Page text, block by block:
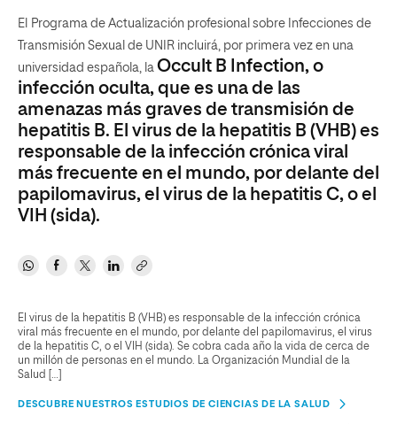
El
Programa de Actualización profesional sobre Infecciones de
Transmisión Sexual de UNIR incluirá, por primera vez en una
universidad española, la Occult B Infection, o
infección oculta, que es una de las
amenazas más graves de transmisión de
hepatitis B. El virus de la hepatitis B (VHB) es
responsable de la infección crónica viral
más frecuente en el mundo, por delante del
papilomavirus, el virus de la hepatitis C, o el
VIH (sida).
El virus de la hepatitis B (VHB) es responsable de la infección crónica
viral más frecuente en el mundo, por delante del papilomavirus, el virus
de la hepatitis C, o el VIH (sida). Se cobra cada año la vida de cerca de
un millón de personas en el mundo. La Organización Mundial de la
Salud […]
DESCUBRE NUESTROS ESTUDIOS DE CIENCIAS DE LA SALUD